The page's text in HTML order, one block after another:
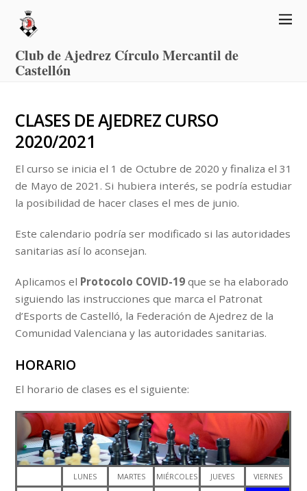
Club de Ajedrez Círculo Mercantil de
Castellón
CLASES DE AJEDREZ CURSO
2020/2021
El curso se inicia el 1 de Octubre de 2020 y finaliza el 31
de Mayo de 2021. Si hubiera interés, se podría estudiar
la posibilidad de hacer clases el mes de junio.
Este calendario podría ser modificado si las autoridades
sanitarias así lo aconsejan.
Aplicamos el Protocolo COVID-19 que se ha elaborado
siguiendo las instrucciones que marca el Patronat
d’Esports de Castelló, la Federación de Ajedrez de la
Comunidad Valenciana y las autoridades sanitarias.
HORARIO
El horario de clases es el siguiente:
LUNES MARTES MIÉRCOLES JUEVES VIERNES